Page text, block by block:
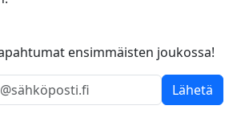
ensimmäisten joukossa!
Lähetä